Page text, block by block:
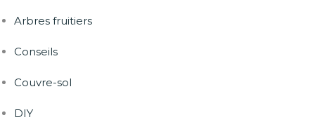
Arbres fruitiers
Conseils
Couvre-sol
DIY